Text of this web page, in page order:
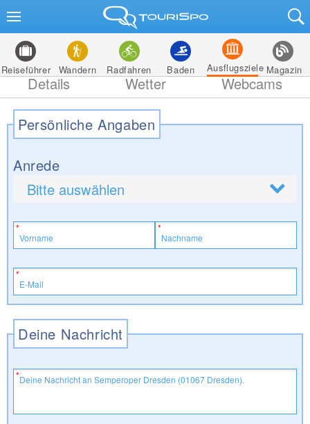
Reiseführer Wandern Radfahren Baden Ausflugsziele Magazin
Details Wetter Webcams
Persönliche Angaben
Anrede
Deine Nachricht